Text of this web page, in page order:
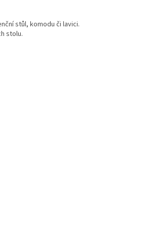
stůl, komodu či lavici.
stolu.